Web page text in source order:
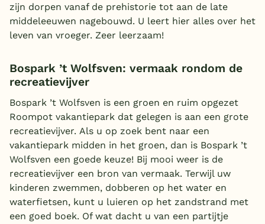
zijn dorpen vanaf de prehistorie tot aan de late
middeleeuwen nagebouwd. U leert hier alles over het
leven van vroeger. Zeer leerzaam!
Bospark ’t Wolfsven: vermaak rondom de
recreatievijver
Bospark ’t Wolfsven is een groen en ruim opgezet
Roompot vakantiepark dat gelegen is aan een grote
recreatievijver. Als u op zoek bent naar een
vakantiepark midden in het groen, dan is Bospark ’t
Wolfsven een goede keuze! Bij mooi weer is de
recreatievijver een bron van vermaak. Terwijl uw
kinderen zwemmen, dobberen op het water en
waterfietsen, kunt u luieren op het zandstrand met
een goed boek. Of wat dacht u van een partijtje